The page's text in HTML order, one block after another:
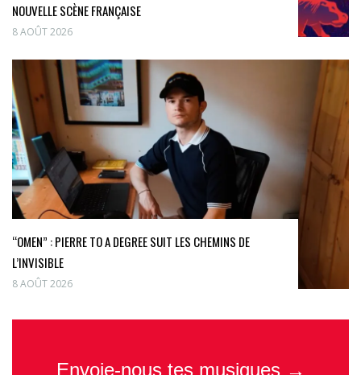
NOUVELLE SCÈNE FRANÇAISE
8 AOÛT 2026
“OMEN” : PIERRE TO A DEGREE SUIT LES CHEMINS DE
L’INVISIBLE
8 AOÛT 2026